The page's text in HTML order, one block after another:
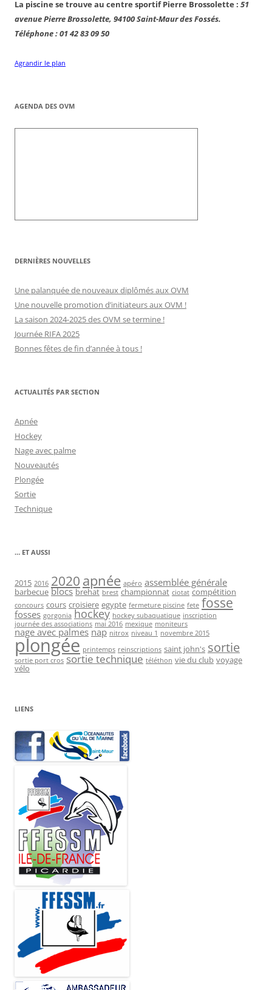
La piscine se trouve au centre sportif Pierre Brossolette : 51
avenue Pierre Brossolette, 94100 Saint-Maur des Fossés.
Téléphone : 01 42 83 09 50
Agrandir le plan
AGENDA DES OVM
DERNIÈRES NOUVELLES
Une palanquée de nouveaux diplômés aux OVM
Une nouvelle promotion d’initiateurs aux OVM !
La saison 2024-2025 des OVM se termine !
Journée RIFA 2025
Bonnes fêtes de fin d’année à tous !
ACTUALITÉS PAR SECTION
Apnée
Hockey
Nage avec palme
Nouveautés
Plongée
Sortie
Technique
… ET AUSSI
2015 2016 2020 apnée apéro assemblée générale
barbecue blocs brehat brest championnat ciotat compétition
concours cours croisiere egypte fermeture piscine fete fosse
fosses gorgonia hockey hockey subaquatique inscription
journée des associations mai 2016 mexique moniteurs
nage avec palmes nap nitrox niveau 1 novembre 2015
plongée printemps reinscriptions saint john's sortie
sortie port cros sortie technique téléthon vie du club voyage
vélo
LIENS